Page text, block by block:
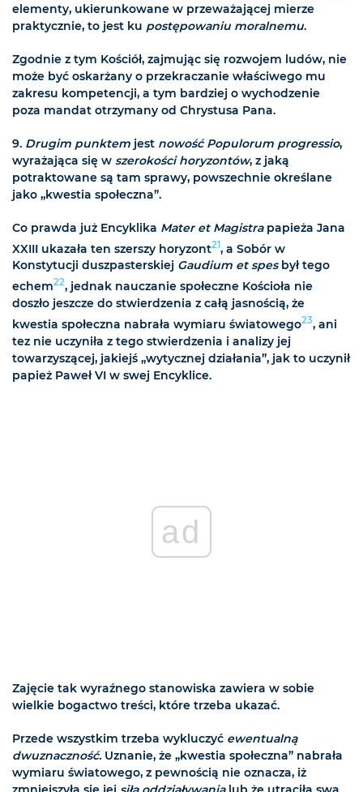
elementy, ukierunkowane w przeważającej mierze
praktycznie, to jest ku postępowaniu moralnemu.
Zgodnie z tym Kościół, zajmując się rozwojem ludów, nie
może być oskarżany o przekraczanie właściwego mu
zakresu kompetencji, a tym bardziej o wychodzenie
poza mandat otrzymany od Chrystusa Pana.
9. Drugim punktem jest nowość Populorum progressio,
wyrażająca się w szerokości horyzontów, z jaką
potraktowane są tam sprawy, powszechnie określane
jako „kwestia społeczna”.
Co prawda już Encyklika Mater et Magistrapapieża Jana
XXIII ukazała ten szerszy horyzont21, a Sobór w
Konstytucji duszpasterskiej Gaudium et spesbył tego
echem22, jednak nauczanie społeczne Kościoła nie
doszło jeszcze do stwierdzenia z całą jasnością, że
kwestia społeczna nabrała wymiaru światowego23, ani
tez nie uczyniła z tego stwierdzenia i analizy jej
towarzyszącej, jakiejś „wytycznej działania”, jak to uczynił
papież Paweł VI w swej Encyklice.
ad
Zajęcie tak wyraźnego stanowiska zawiera w sobie
wielkie bogactwo treści, które trzeba ukazać.
Przede wszystkim trzeba wykluczyć ewentualną
dwuznaczność.Uznanie, że „kwestia społeczna” nabrała
wymiaru światowego, z pewnością nie oznacza, iż